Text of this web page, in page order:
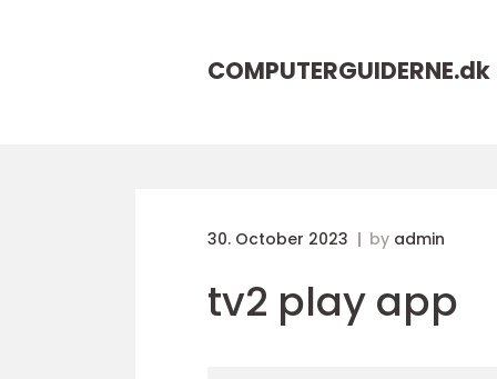
COMPUTERGUIDERNE.dk
30. October 2023 by admin
tv2 play app